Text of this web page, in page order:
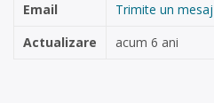
Email
Trimite un
Actualizare
acum 6 ani